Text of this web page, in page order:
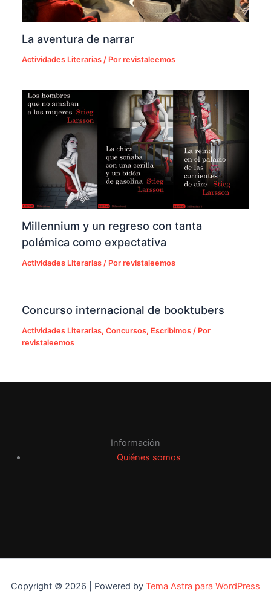
La aventura de narrar
Actividades Literarias / Porrevistaleemos
Millennium y un regreso con tanta
polémica como expectativa
Actividades Literarias / Porrevistaleemos
Concurso internacional de booktubers
Actividades Literarias,Concursos, Escribimos / Por
revistaleemos
Información
Quiénes somos
Copyright © 2026 | Powered by Tema Astra para WordPress